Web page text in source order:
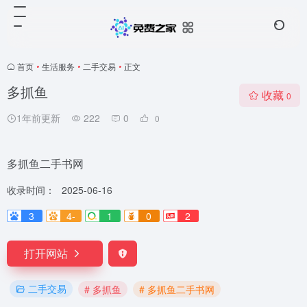
首页 • 生活服务 • 二手交易 • 正文
多抓鱼
1年前更新 222 0 0
收藏 0
多抓鱼二手书网
收录时间：
2025-06-16
3
4- 1 0 2
打开网站
二手交易 # 多抓鱼 # 多抓鱼二手书网